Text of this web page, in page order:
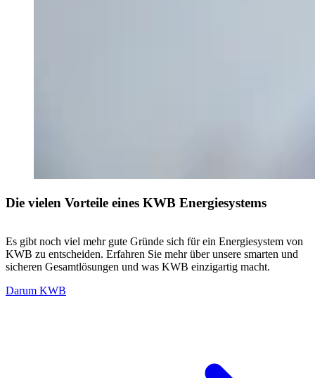
Die vielen Vorteile eines KWB Energiesystems
Es gibt noch viel mehr gute Gründe sich für ein Energiesystem von
KWB zu entscheiden. Erfahren Sie mehr über unsere smarten und
sicheren Gesamtlösungen und was KWB einzigartig macht.
Darum KWB